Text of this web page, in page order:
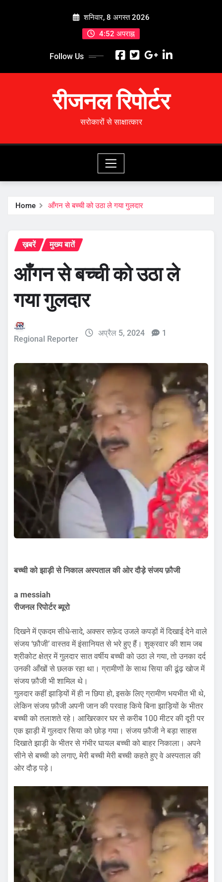
शनिवार, 8 अगस्त 2026
4:52 अपराह्न
Follow Us
रीजनल रिपोर्टर
सरोकारों से साक्षात्कार
Home आँगन से बच्ची को उठा ले गया गुलदार
ख़बरें मुख्य बातें
आँगन से बच्ची को उठा ले
गया गुलदार
Regional Reporter
अप्रैल 5, 2024 1
बच्ची को झाड़ी से निकाल अस्पताल की ओर दौड़े संजय फ़ौजी
a messiah
रीजनल रिपोर्टर ब्यूरो
दिखने में एकदम सीधे-सादे, अक्सर सफ़ेद उजले कपड़ों में दिखाई देने वाले
संजय ‘फ़ौजी’ वास्तव में इंसानियत से भरे हुए हैं। शुक्रवार की शाम जब
श्रीकोट क्षेत्र में गुलदार सात वर्षीय बच्ची को उठा ले गया, तो उनका दर्द
उनकी आँखों से छलक रहा था। ग्रामीणों के साथ सिया की ढूंढ़ खोज में
संजय फ़ौजी भी शामिल थे।
गुलदार कहीं झाड़ियों में ही न छिपा हो, इसके लिए ग्रामीण भयभीत भी थे,
लेकिन संजय फ़ौजी अपनी जान की परवाह किये बिना झाड़ियों के भीतर
बच्ची को तलाशते रहे। आखिरकार घर से करीब 100 मीटर की दूरी पर
एक झाड़ी में गुलदार सिया को छोड़ गया। संजय फ़ौजी ने बड़ा साहस
दिखाते झाड़ी के भीतर से गंभीर घायल बच्ची को बाहर निकाला। अपने
सीने से बच्ची को लगाए, मेरी बच्ची मेरी बच्ची कहते हुए वे अस्पताल की
ओर दौड़ पड़े।